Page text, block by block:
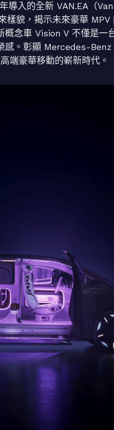
導入的全新 VAN.EA（
貌，揭示未來豪華 MPV
念車 Vision V 不僅是一
感。彰顯 Mercedes-
端豪華移動的嶄新時代。